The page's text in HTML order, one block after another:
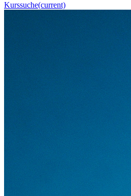
Kurssuche(current)